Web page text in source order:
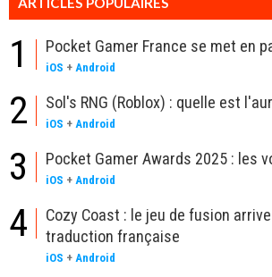
1 Pocket Gamer France se met en
iOS + Android
2 Sol's RNG (Roblox) : quelle est
iOS + Android
3 Pocket Gamer Awards 2025 : les
iOS + Android
4
Cozy Coast : le jeu de fusion
traduction française
iOS + Android